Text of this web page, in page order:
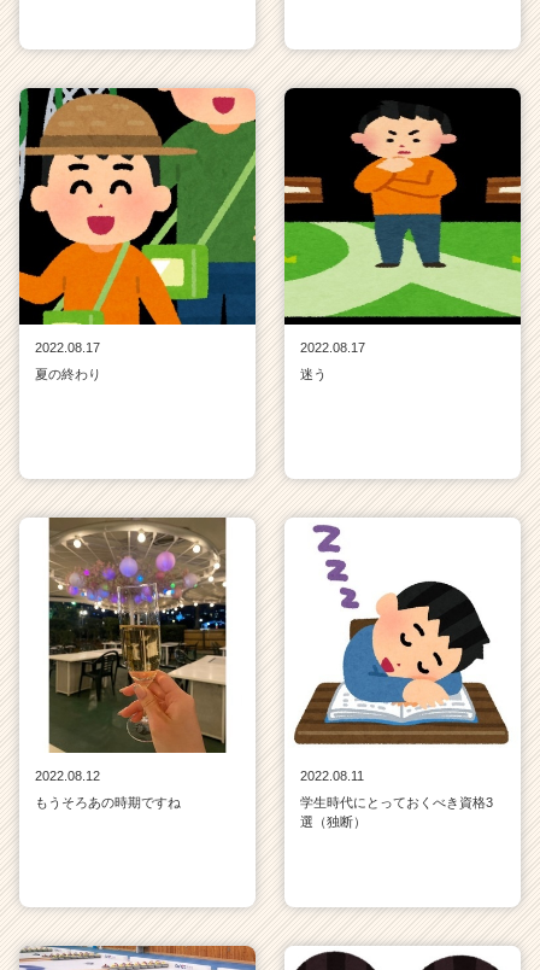
2022.08.17
夏の終わり
2022.08.17
迷う
2022.08.12
もうそろあの時期ですね
2022.08.11
学生時代にとっておくべき資格3
選（独断）